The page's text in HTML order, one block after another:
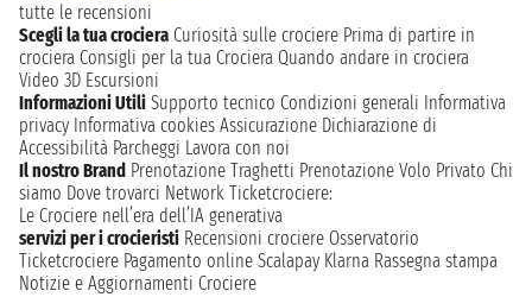
tutte le recensioni
Scegli la tua crociera Curiosità sulle crociere Prima di partire in
crociera Consigli per la tua Crociera Quando andare in crociera
Video 3D Escursioni
Informazioni Utili Supporto tecnico Condizioni generali Informativa
privacy Informativa cookies Assicurazione Dichiarazione di
Accessibilità Parcheggi Lavora con noi
Il nostro Brand Prenotazione Traghetti Prenotazione Volo Privato Chi
siamo Dove trovarci Network Ticketcrociere:
Le Crociere nell’era dell’IA generativa
servizi per i crocieristi Recensioni crociere Osservatorio
Ticketcrociere Pagamento online Scalapay Klarna Rassegna stampa
Notizie e Aggiornamenti Crociere